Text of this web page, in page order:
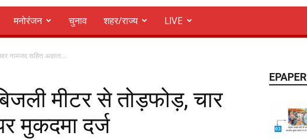
मनोरंजन चुनाव शहर/राज्य LIVE
नामजद सहित अज्ञात...
मीटर से तोड़फोड़, चार
मुकदमा दर्ज
EPAPER